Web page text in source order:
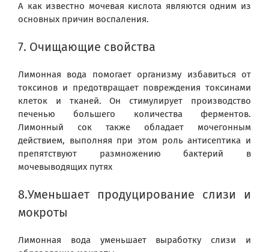
А как известно мочевая кислота являются одним из
основных причин воспаления.
7. Очищающие свойства
Лимонная вода помогает организму избавиться от
токсинов и предотвращает повреждения токсинами
клеток и тканей. Он стимулирует производство
печенью большего количества ферментов.
Лимонный сок также обладает мочегонным
действием, выполняя при этом роль антисептика и
препятствуют размножению бактерий в
мочевыводящих путях
8.Уменьшает продуцирование слизи и
мокроты
Лимонная вода уменьшает выработку слизи и